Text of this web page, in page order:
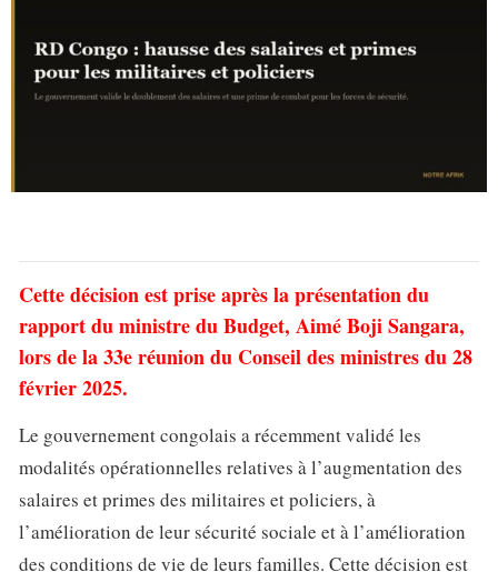
Cette décision est prise après la présentation du
rapport du ministre du Budget, Aimé Boji Sangara,
lors de la 33e réunion du Conseil des ministres du 28
février 2025.
Le gouvernement congolais a récemment validé les
modalités opérationnelles relatives à l’augmentation des
salaires et primes des militaires et policiers, à
l’amélioration de leur sécurité sociale et à l’amélioration
des conditions de vie de leurs familles. Cette décision est